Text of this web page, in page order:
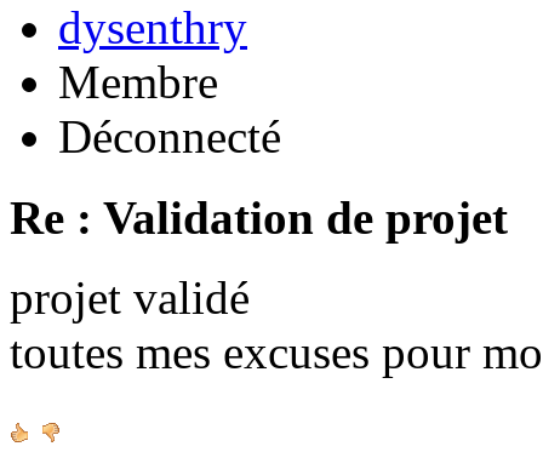
dysenthry
Membre
Déconnecté
Re : Validation de projet
projet validé
toutes mes excuses pour